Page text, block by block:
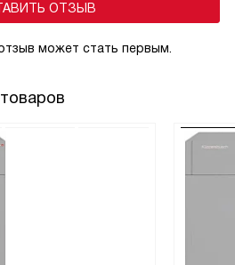
ОТЗЫВ
может стать первым.